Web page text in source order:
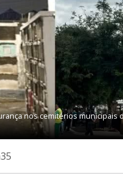
nos cemitérios